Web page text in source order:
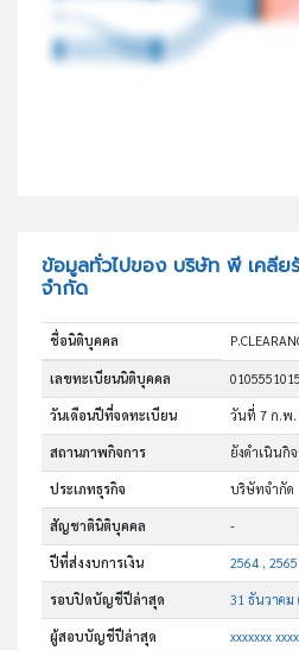
ข้อมูลทั่วไปของ บริษัท พี เคลีย
จำกัด
ชื่อนิติบุคคล
เลขทะเบียนนิติบุคคล
วันเดือนปีที่จดทะเบียน วันที่ 7 ก.พ
สถานภาพกิจการ ยังดำเนินกิ
ประเภทธุรกิจ บริษัทจำกัด
สัญชาตินิติบุคคล -
ปีที่ส่งงบการเงิน 2564 ,
รอบปิดบัญชีปีล่าสุด 31 ธันวาคม
ผู้สอบบัญชีปีล่าสุด xxxxxxx